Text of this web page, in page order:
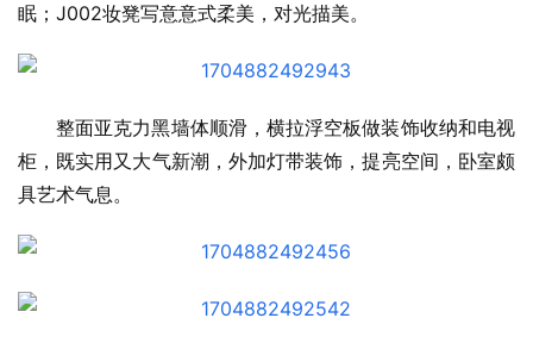
眠；J002妆凳写意意式柔美，对光描美。
整面亚克力黑墙体顺滑，横拉浮空板做装饰收纳和电视
柜，既实用又大气新潮，外加灯带装饰，提亮空间，卧室颇
具艺术气息。